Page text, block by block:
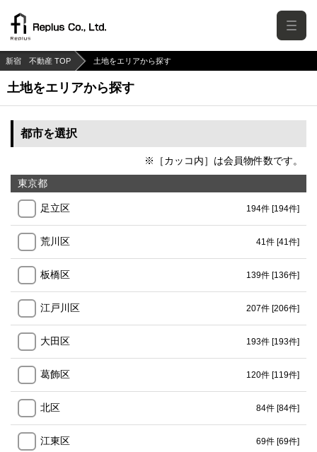
新宿 不動産 TOP 土地をエリアから探す
土地をエリアから探す
都市を選択
※［カッコ内］は会員物件数です。
東京都
足立区 194件 [194件]
荒川区 41件 [41件]
板橋区 139件 [136件]
江戸川区 207件 [206件]
大田区 193件 [193件]
葛飾区 120件 [119件]
北区 84件 [84件]
江東区 69件 [69件]